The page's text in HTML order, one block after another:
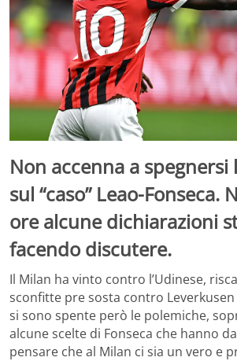
Non accenna a spegnersi
sul “caso” Leao-Fonseca.
ore alcune dichiarazioni
facendo discutere.
Il Milan ha vinto contro l’Udinese,
sconfitte pre sosta contro
si sono spente però le polemiche,
alcune scelte di Fonseca che hanno
pensare che al Milan ci sia un vero e